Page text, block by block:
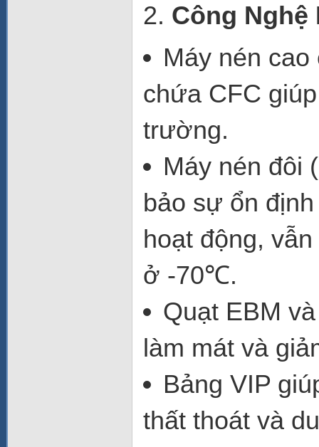
2. Công Nghệ
Máy nén cao
chứa CFC
trường.
Máy nén đôi
bảo sự ổn
hoạt động,
ở -70℃.
Quạt EBM
làm mát và
Bảng VIP
thất thoát và